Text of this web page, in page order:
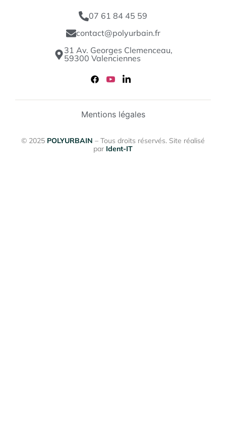
07 61 84 45 59
contact@polyurbain.fr
31 Av. Georges Clemenceau,
59300 Valenciennes
© 2025 POLYURBAIN – Tous droits réservés. Site réalisé
par Ident-IT
Mentions légales